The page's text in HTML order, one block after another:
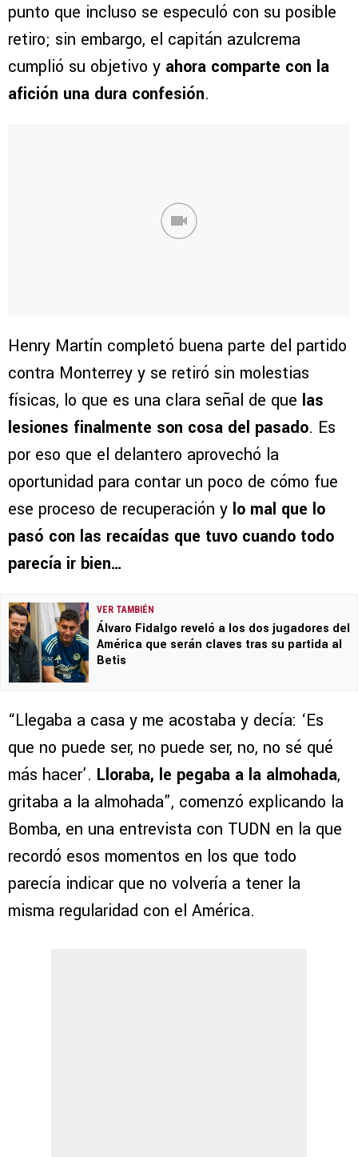
punto que incluso se especuló con su posible
retiro; sin embargo, el capitán azulcrema
cumplió su objetivo y ahora comparte con la
afición una dura confesión.
Henry Martín completó buena parte del partido
contra Monterrey y se retiró sin molestias
físicas, lo que es una clara señal de que las
lesiones finalmente son cosa del pasado. Es
por eso que el delantero aprovechó la
oportunidad para contar un poco de cómo fue
ese proceso de recuperación y lo mal que lo
pasó con las recaídas que tuvo cuando todo
parecía ir bien…
VER TAMBIÉN
Álvaro Fidalgo reveló a los dos jugadores del
América que serán claves tras su partida al
Betis
“Llegaba a casa y me acostaba y decía: ‘Es
que no puede ser, no puede ser, no, no sé qué
más hacer’. Lloraba, le pegaba a la almohada,
gritaba a la almohada”, comenzó explicando la
Bomba, en una entrevista con TUDN en la que
recordó esos momentos en los que todo
parecía indicar que no volvería a tener la
misma regularidad con el América.